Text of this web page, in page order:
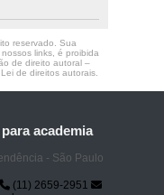
reservado. Sua
links, é proibida
de direito autoral –
de direitos autorais.
academia
- São Paulo
(11) 2659-2951